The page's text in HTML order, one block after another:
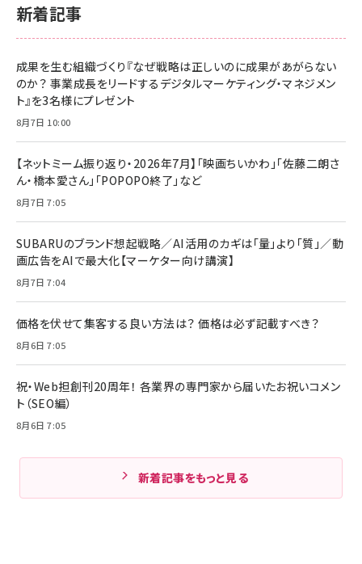
新着記事
成果を生む組織づくり『なぜ戦略は正しいのに成果があがらない
のか？ 事業成長をリードするデジタルマーケティング・マネジメン
ト』を3名様にプレゼント
8月7日 10:00
【ネットミーム振り返り・2026年7月】「映画ちいかわ」「佐藤二朗さ
ん・橋本愛さん」「POPOPO終了」など
8月7日 7:05
SUBARUのブランド想起戦略／AI活用のカギは「量」より「質」／動
画広告をAIで最大化【マーケター向け講演】
8月7日 7:04
価格を伏せて集客する良い方法は？ 価格は必ず記載すべき？
8月6日 7:05
祝・Web担創刊20周年！ 各業界の専門家から届いたお祝いコメン
ト（SEO編）
8月6日 7:05
新着記事をもっと見る